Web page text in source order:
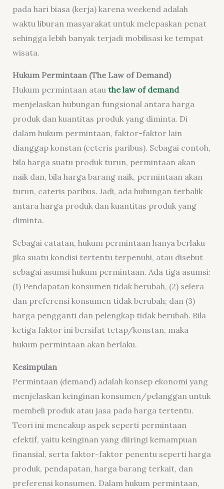
pada hari biasa (kerja) karena weekend adalah
waktu liburan masyarakat untuk melepaskan penat
sehingga lebih banyak terjadi mobilisasi ke tempat
wisata.
Hukum Permintaan (The Law of Demand)
Hukum permintaan atau the law of demand
menjelaskan hubungan fungsional antara harga
produk dan kuantitas produk yang diminta. Di
dalam hukum permintaan, faktor-faktor lain
dianggap konstan (ceteris paribus). Sebagai contoh,
bila harga suatu produk turun, permintaan akan
naik dan, bila harga barang naik, permintaan akan
turun, cateris paribus. Jadi, ada hubungan terbalik
antara harga produk dan kuantitas produk yang
diminta.
Sebagai catatan, hukum permintaan hanya berlaku
jika suatu kondisi tertentu terpenuhi, atau disebut
sebagai asumsi hukum permintaan. Ada tiga asumsi:
(1) Pendapatan konsumen tidak berubah, (2) selera
dan preferensi konsumen tidak berubah; dan (3)
harga pengganti dan pelengkap tidak berubah. Bila
ketiga faktor ini bersifat tetap/konstan, maka
hukum permintaan akan berlaku.
Kesimpulan
Permintaan (demand) adalah konsep ekonomi yang
menjelaskan keinginan konsumen/pelanggan untuk
membeli produk atau jasa pada harga tertentu.
Teori ini mencakup aspek seperti permintaan
efektif, yaitu keinginan yang diiringi kemampuan
finansial, serta faktor-faktor penentu seperti harga
produk, pendapatan, harga barang terkait, dan
preferensi konsumen. Dalam hukum permintaan,